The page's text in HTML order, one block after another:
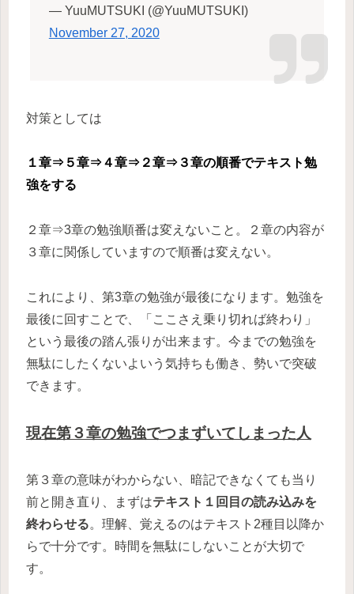
— YuuMUTSUKI (@YuuMUTSUKI)
November 27, 2020
対策としては
１章⇒５章⇒４章⇒２章⇒３章の順番でテキスト勉
強をする
２章⇒3章の勉強順番は変えないこと。２章の内容が
３章に関係していますので順番は変えない。
これにより、第3章の勉強が最後になります。勉強を
最後に回すことで、「ここさえ乗り切れば終わり」
という最後の踏ん張りが出来ます。今までの勉強を
無駄にしたくないよいう気持ちも働き、勢いで突破
できます。
現在第３章の勉強でつまずいてしまった人
第３章の意味がわからない、暗記できなくても当り
前と開き直り、まずはテキスト１回目の読み込みを
終わらせる。理解、覚えるのはテキスト2種目以降か
らで十分です。時間を無駄にしないことが大切で
す。